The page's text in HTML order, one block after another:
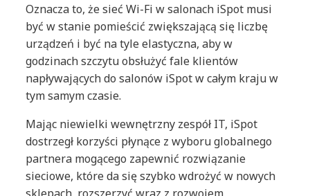
Oznacza to, że sieć Wi-Fi w salonach iSpot musi
być w stanie pomieścić zwiększającą się liczbę
urządzeń i być na tyle elastyczna, aby w
godzinach szczytu obsłużyć fale klientów
napływających do salonów iSpot w całym kraju w
tym samym czasie.
Mając niewielki wewnętrzny zespół IT, iSpot
dostrzegł korzyści płynące z wyboru globalnego
partnera mogącego zapewnić rozwiązanie
sieciowe, które da się szybko wdrożyć w nowych